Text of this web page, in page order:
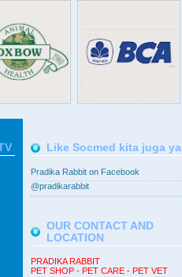
Like Socmed kita juga ya
Pradika Rabbit on Facebook
@pradikarabbit
OUR CONTACT AND
LOCATION
PRADIKA RABBIT
PET SHOP - PET CARE - PET VET